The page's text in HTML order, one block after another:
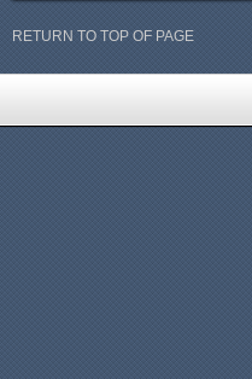
RETURN TO TOP OF PAGE